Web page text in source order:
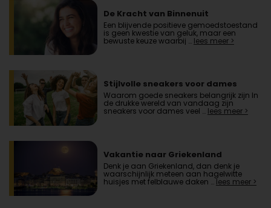
De Kracht van Binnenuit
Een blijvende positieve gemoedstoestand
is geen kwestie van geluk, maar een
bewuste keuze waarbij … lees meer >
Stijlvolle sneakers voor dames
Waarom goede sneakers belangrijk zijn In
de drukke wereld van vandaag zijn
sneakers voor dames veel … lees meer >
Vakantie naar Griekenland
Denk je aan Griekenland, dan denk je
waarschijnlijk meteen aan hagelwitte
huisjes met felblauwe daken …lees meer >